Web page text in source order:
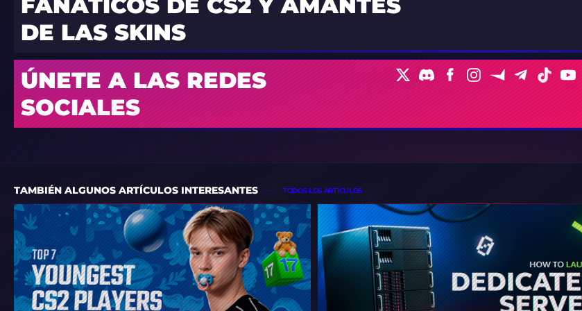
DE LAS SKINS
ÚNETE A LAS REDES
SOCIALES
TAMBIÉN ALGUNOS ARTÍCULOS INTERESANTES TODOS LOS ARTÍCULOS